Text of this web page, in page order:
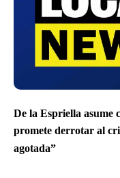
De la Espriella asume
promete derrotar al
agotada”